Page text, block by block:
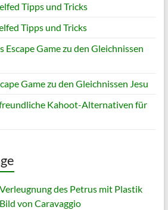
Tipps und Tricks
Tipps und Tricks
Escape Game zu den Gleichnissen
Game zu den Gleichnissen Jesu
Kahoot-Alternativen für
des Petrus mit Plastik
von Caravaggio